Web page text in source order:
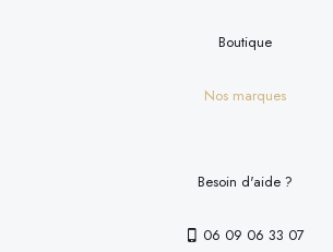
Boutique
Nos marques
Besoin d'aide ?
06 09 06 33 07